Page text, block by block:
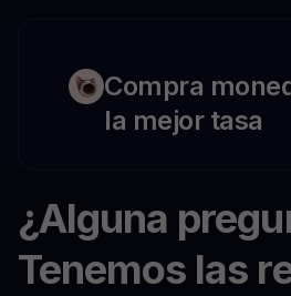
Compra
la mejor tasa
¿Alguna
Tenemos las